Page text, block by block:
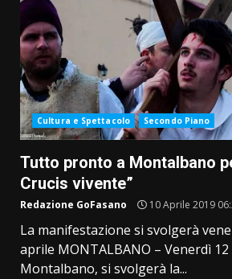
Cultura e Spettacolo Secondo Piano
Tutto pronto a Montalbano
Crucis vivente”
Redazione GoFasano 10 Aprile 2019
La manifestazione si svolgerà
aprile MONTALBANO – Venerdì 12
Montalbano, si svolgerà la...